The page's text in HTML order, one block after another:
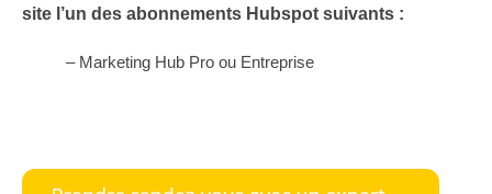
site l’un des abonnements Hubspot suivants :
– Marketing Hub Pro ou Entreprise